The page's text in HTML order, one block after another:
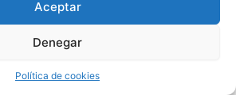
Aceptar
Denegar
Política de cookies
© 2026 San Miguel De Los Bancos |